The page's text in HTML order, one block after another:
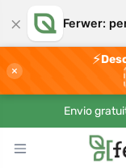
× Ferwer:
×
⚡
Envio